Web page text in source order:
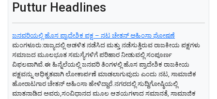
Puttur Headlines
ಜನವರಿಯಲ್ಲಿ ಹೊಸ ಪ್ರಾದೇಶಿಕ ಪಕ್ಷ – ನಟ ಚೇತನ್ ಅಹಿಂಸಾ ಘೋಷಣೆ
ಮಂಗಳೂರು:ರಾಜ್ಯದಲ್ಲಿ ಆಡಳಿತ ನಡೆಸಿದ ಮತ್ತು ನಡೆಸುತ್ತಿರುವ ರಾಜಕೀಯ ಪಕ್ಷಗಳು
ಸಮಾಜದ ಮೂಲಭೂತ ಸಮಸ್ಯೆಗಳಿಗೆ ಪರಿಹಾರ ನೀಡುವಲ್ಲಿ ಸಂಪೂರ್ಣ
ವಿಫಲವಾಗಿವೆ.ಈ ಹಿನ್ನೆಲೆಯಲ್ಲಿ ಜನವರಿ ತಿಂಗಳಲ್ಲಿ ಹೊಸ ಪ್ರಾದೇಶಿಕ ರಾಜಕೀಯ
ಪಕ್ಷವನ್ನು ಆಧಿಕೃತವಾಗಿ ಲೋಕಾರ್ಪಣೆ ಮಾಡಲಾಗುವುದು ಎಂದು ನಟ, ಸಾಮಾಜಿಕ
ಹೋರಾಟಗಾರ ಚೇತನ್ ಅಹಿಂಸಾ ಹೇಳಿದ್ದಾರೆ.ನಗರದಲ್ಲಿ ಸುದ್ದಿಗೋಷ್ಠಿಯಲ್ಲಿ
ಮಾತನಾಡಿದ ಅವರು,ಸಂವಿಧಾನದ ಮೂಲ ಆಶಯಗಳಾದ ಸಮಾನತೆ, ಸಾಮಾಜಿಕ